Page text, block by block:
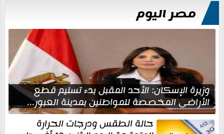
مصر اليوم
وزيرة الإسكان: الأحد المقبل بدء تسليم قطع
الأراضي المخصصة للمواطنين بمدينة العبور...
حالة الطقس ودرجات الحرارة